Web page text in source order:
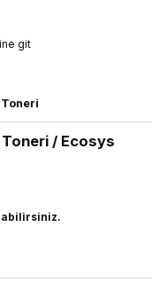
git
Toneri
Toneri / Ecosys